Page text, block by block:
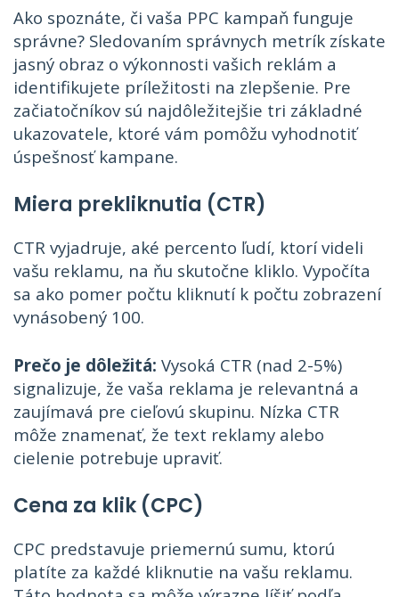
Ako spoznáte, či vaša PPC kampaň funguje
správne? Sledovaním správnych metrík získate
jasný obraz o výkonnosti vašich reklám a
identifikujete príležitosti na zlepšenie. Pre
začiatočníkov sú najdôležitejšie tri základné
ukazovatele, ktoré vám pomôžu vyhodnotiť
úspešnosť kampane.
Miera prekliknutia (CTR)
CTR vyjadruje, aké percento ľudí, ktorí videli
vašu reklamu, na ňu skutočne kliklo. Vypočíta
sa ako pomer počtu kliknutí k počtu zobrazení
vynásobený 100.
Prečo je dôležitá: Vysoká CTR (nad 2-5%)
signalizuje, že vaša reklama je relevantná a
zaujímavá pre cieľovú skupinu. Nízka CTR
môže znamenať, že text reklamy alebo
cielenie potrebuje upraviť.
Cena za klik (CPC)
CPC predstavuje priemernú sumu, ktorú
platíte za každé kliknutie na vašu reklamu.